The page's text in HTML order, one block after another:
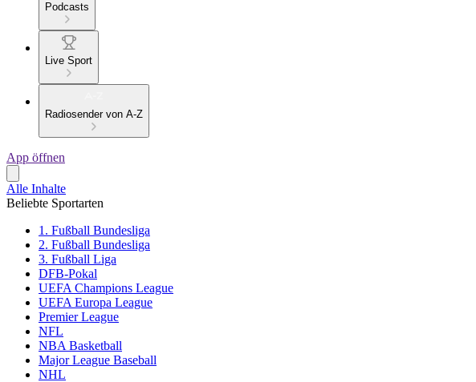
Podcasts
Live Sport
Radiosender von A-Z
App öffnen
Alle Inhalte
Beliebte Sportarten
1. Fußball Bundesliga
2. Fußball Bundesliga
3. Fußball Liga
DFB-Pokal
UEFA Champions League
UEFA Europa League
Premier League
NFL
NBA Basketball
Major League Baseball
NHL